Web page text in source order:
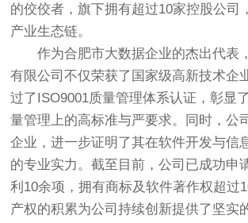
的佼佼者，旗下拥有超过10家控股公司
产业生态链。
作为合肥市大数据企业的杰出代表
有限公司不仅荣获了国家级高新技术企
过了ISO9001质量管理体系认证，彰显
量管理上的高标准与严要求。同时，公
企业，进一步证明了其在软件开发与信
的专业实力。截至目前，公司已成功申
利10余项，拥有商标及软件著作权超过
产权的积累为公司持续创新提供了坚实